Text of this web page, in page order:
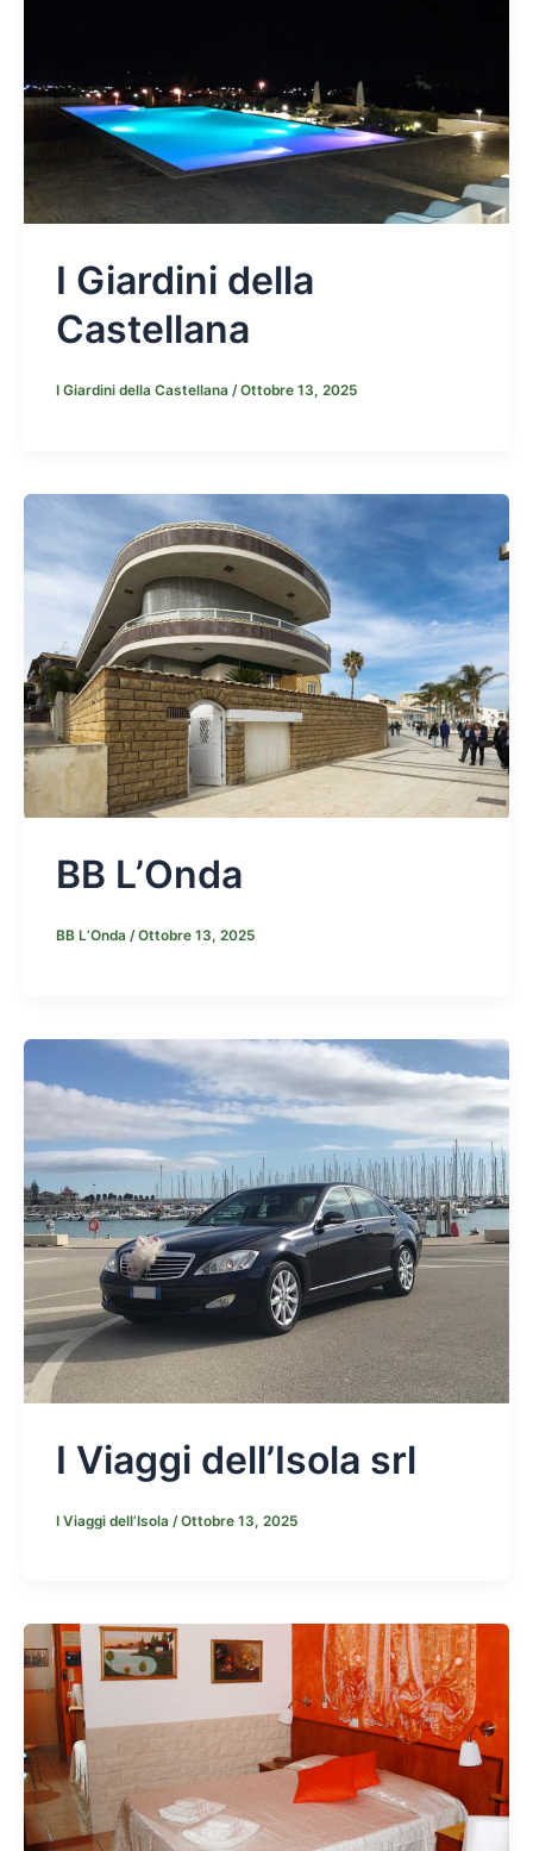
I Giardini della
Castellana
I Giardini della Castellana /Ottobre 13, 2025
BB L’Onda
BB L’Onda /Ottobre 13, 2025
I Viaggi dell’Isola srl
I Viaggi dell’Isola /Ottobre 13, 2025